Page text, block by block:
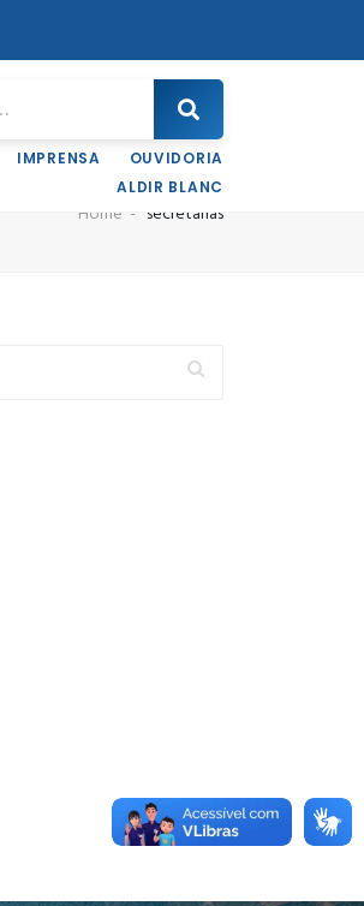
IMPRENSA
OUVIDORIA
ALDIR BLANC
Home secretarias